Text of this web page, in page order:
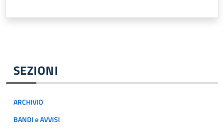
SEZIONI
ARCHIVIO
BANDI e AVVISI